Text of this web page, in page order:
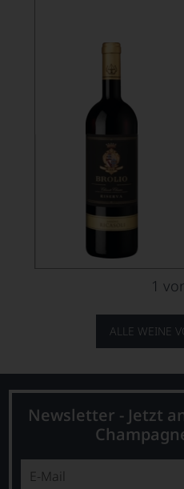
ALLE WEINE
1
Newsletter - Jetzt